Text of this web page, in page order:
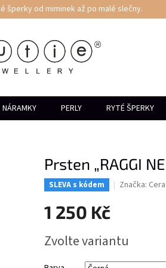
šperky od miminek až po malé slečny.
NÁRAMKY PERLY RYTÉ ŠPERKY
Prsten „RAGGI
SLEVA s kódem Značka:
1 250 Kč
cena:
Zvolte variantu